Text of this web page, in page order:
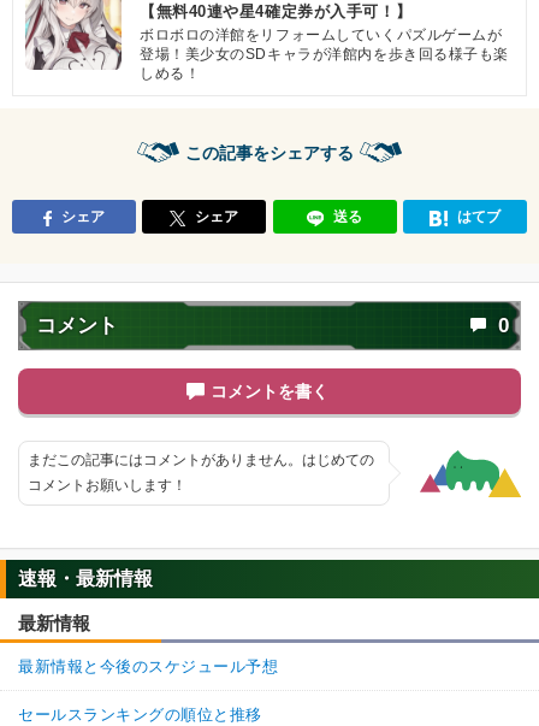
【無料40連や星4確定券が入手可！】
ボロボロの洋館をリフォームしていくパズルゲームが
登場！美少女のSDキャラが洋館内を歩き回る様子も楽
しめる！
この記事をシェアする
シェア シェア 送る はてブ
コメント 0
コメントを書く
まだこの記事にはコメントがありません。はじめての
コメントお願いします！
速報・最新情報
最新情報
最新情報と今後のスケジュール予想
セールスランキングの順位と推移